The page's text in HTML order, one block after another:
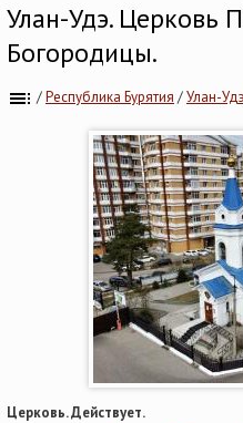
Улан-Удэ. Церковь
Богородицы.
/Республика Бурятия /Улан-
Церковь. Действует.